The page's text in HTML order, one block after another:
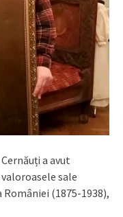
a avut
sale
(1875-1938),